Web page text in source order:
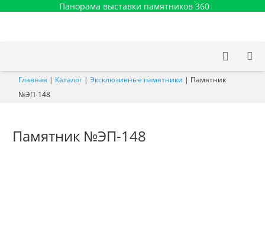
Панорама выставки памятников 360
Главная | Каталог | Эксклюзивные памятники | Памятник
№ЭП-148
Памятник №ЭП-148